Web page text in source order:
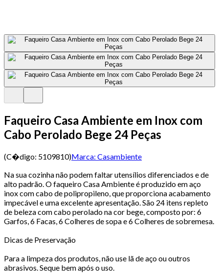
Faqueiro Casa Ambiente em Inox com
Cabo Perolado Bege 24 Peças
(C�digo: 5109810)Marca: Casambiente
Na sua cozinha não podem faltar utensílios diferenciados e de
alto padrão. O faqueiro Casa Ambiente é produzido em aço
inox com cabo de polipropileno, que proporciona acabamento
impecável e uma excelente apresentação. São 24 itens repleto
de beleza com cabo perolado na cor bege, composto por: 6
Garfos, 6 Facas, 6 Colheres de sopa e 6 Colheres de sobremesa.
Dicas de Preservação
Para a limpeza dos produtos, não use lã de aço ou outros
abrasivos. Seque bem após o uso.